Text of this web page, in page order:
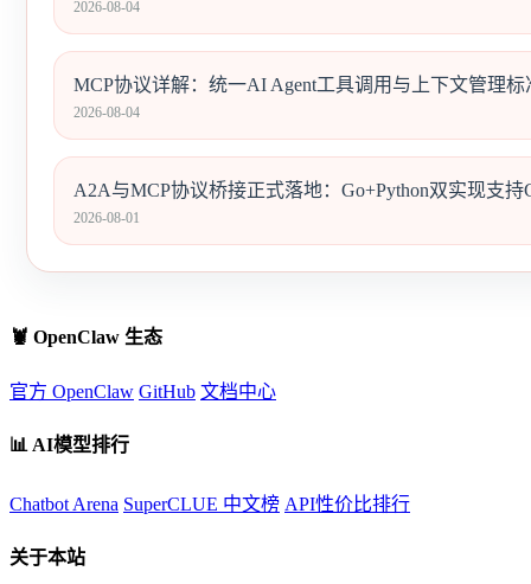
2026-08-04
MCP协议详解：统一AI Agent工具调用与上下文管理标
2026-08-04
A2A与MCP协议桥接正式落地：Go+Python双实现支持
2026-08-01
🦞 OpenClaw 生态
官方 OpenClaw GitHub 文档中心
📊 AI模型排行
Chatbot Arena SuperCLUE 中文榜 API性价比排行
关于本站